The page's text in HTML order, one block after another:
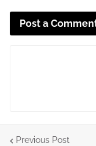
Post a
Previous Post